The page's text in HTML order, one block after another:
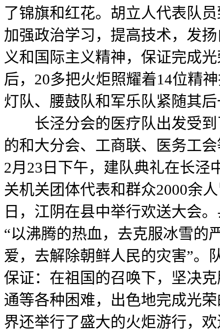
了锦旗和红花。胡立人代表队
加强政治学习，提高技术，发
义和国际主义精神，保证完成
后，20多把火炬照耀着14位精
灯队、腰鼓队和军乐队紧随其
长泾分会的医疗队出发受到
的和大分会、工商联、医务工
2月23日下午，建队典礼在长泾
关机关团体代表和群众2000余
日，江阴在县中举行欢送大会
“以沸腾的热血，去克服冰雪的
爱，去解除朝鲜人民的灾害”。
保证：在祖国的召唤下，坚决
通等各种困难，出色地完成光
界还举行了盛大的火炬游行，